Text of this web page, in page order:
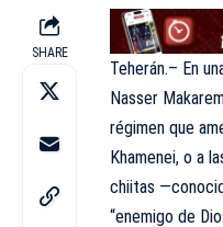
SHARE
Teherán.– En
Nasser
régimen que
Khamenei, o a
chiitas
“enemigo de